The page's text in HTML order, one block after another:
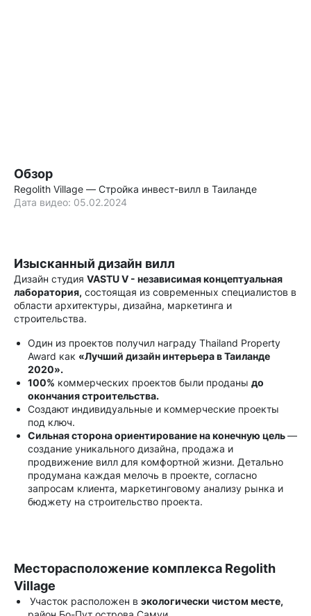
Обзор
Regolith Village — Стройка инвест-вилл в Таиланде
Дата видео: 05.02.2024
Изысканный дизайн вилл
Дизайн студия VASTU V - независимая концептуальная
лаборатория, состоящая из современных специалистов в
области архитектуры, дизайна, маркетинга и
строительства.
Один из проектов получил награду Thailand Property
Award как «Лучший дизайн интерьера в Таиланде
2020».
100% коммерческих проектов были проданы до
окончания строительства.
Создают индивидуальные и коммерческие проекты
под ключ.
Сильная сторона ориентирование на конечную цель—
создание уникального дизайна, продажа и
продвижение вилл для комфортной жизни. Детально
продумана каждая мелочь в проекте, согласно
запросам клиента, маркетинговому анализу рынка и
бюджету на строительство проекта.
Месторасположение комплекса Regolith
Village
Участок расположен в экологически чистом месте,